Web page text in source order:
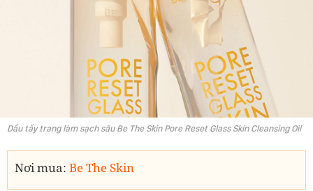
Dầu tẩy trang làm sạch sâu Be The Skin Pore Reset Glass Skin Cleansing Oil
Nơi mua: Be The Skin